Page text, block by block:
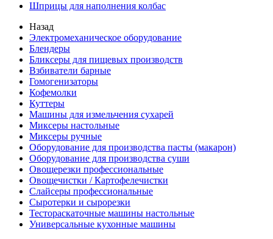
Шприцы для наполнения колбас
Назад
Электромеханическое оборудование
Блендеры
Бликсеры для пищевых производств
Взбиватели барные
Гомогенизаторы
Кофемолки
Куттеры
Машины для измельчения сухарей
Миксеры настольные
Миксеры ручные
Оборудование для производства пасты (макарон)
Оборудование для производства суши
Овощерезки профессиональные
Овощечистки / Картофелечистки
Слайсеры профессиональные
Сыротерки и сырорезки
Тестораскаточные машины настольные
Универсальные кухонные машины